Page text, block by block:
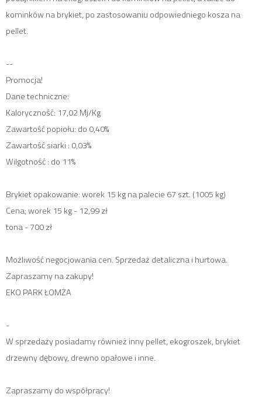
kominków na brykiet, po zastosowaniu odpowiedniego kosza na
pellet.
--
Promocja!
Dane techniczne:
Kaloryczność: 17,02 Mj/Kg
Zawartość popiołu: do 0,40%
Zawartość siarki : 0,03%
Wilgotność : do 11%
Brykiet opakowanie: worek 15 kg na palecie 67 szt. (1005 kg)
Cena; worek 15 kg - 12,99 zł
tona - 700 zł
Możliwość negocjowania cen. Sprzedaż detaliczna i hurtowa.
Zapraszamy na zakupy!
EKO PARK ŁOMŻA
-
W sprzedaży posiadamy również inny pellet, ekogroszek, brykiet
drzewny dębowy, drewno opałowe i inne.
Zapraszamy do współpracy!